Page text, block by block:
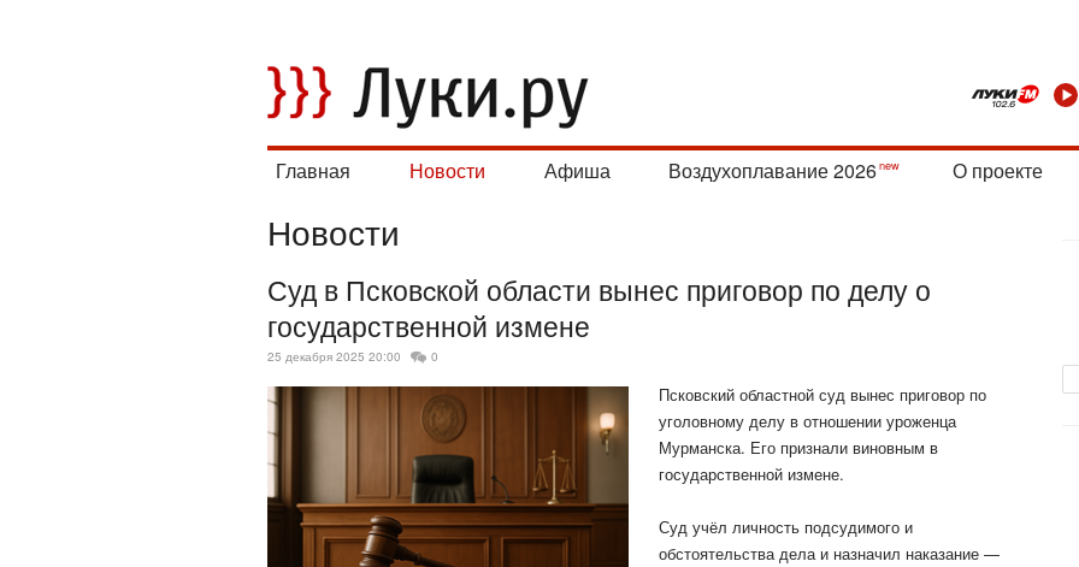
Главная Новости Афиша Воздухоплавание 2026 О проекте
Новости
Суд в Псковcкой области вынес приговор по делу о
государственной измене
25 декабря 2025 20:00 0
Псковский областной суд вынес приговор по
уголовному делу в отношении уроженца
Мурманска. Его признали виновным в
государственной измене.
Суд учёл личность подсудимого и
обстоятельства дела и назначил наказание —